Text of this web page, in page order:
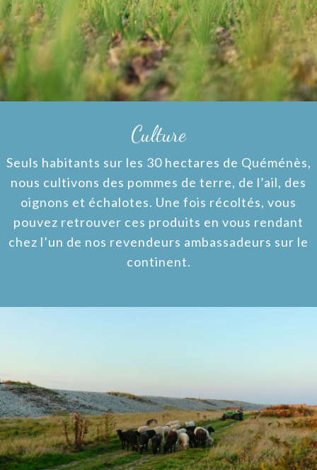
Culture
Seuls habitants sur les 30 hectares de Quéménès,
nous cultivons des pommes de terre, de l’ail, des
oignons et échalotes. Une fois récoltés, vous
pouvez retrouver ces produits en vous rendant
chez l’un de nos revendeurs ambassadeurs sur le
continent.